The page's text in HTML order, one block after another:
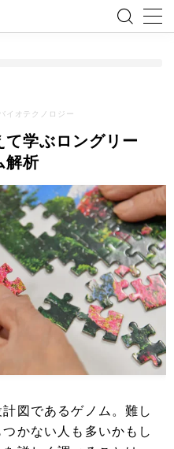
イオテクノロジー
て学ぶロングリー
解析
図であるゲノム。難し
かない人も多いかもし